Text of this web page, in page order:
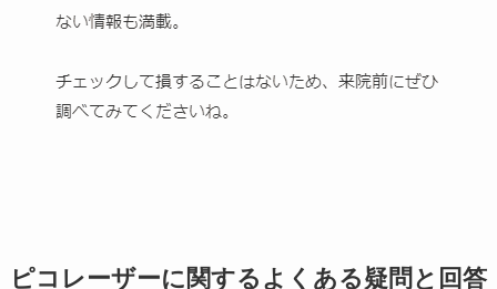
ピコレーザーに関するよくある疑問と回答